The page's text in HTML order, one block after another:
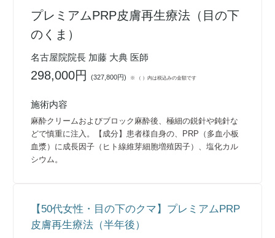
プレミアムPRP皮膚再生療法（目の下
のくま）
名古屋院院長 加藤 大典 医師
298,000円(327,800円) ※ （ ）内は税込みの金額です
施術内容
麻酔クリームおよびブロック麻酔後、極細の鋭針や鈍針な
どで慎重に注入。【成分】患者様自身の、PRP（多血小板
血漿）に成長因子（ヒト線維芽細胞増殖因子）、塩化カル
シウム。
【50代女性・目の下のクマ】プレミアムPRP
皮膚再生療法（半年後）